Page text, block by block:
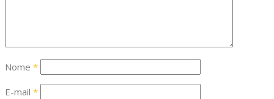
Nome *
E-mail *